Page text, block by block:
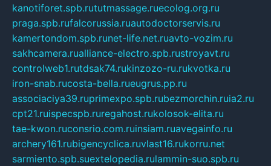
kanotiforet.spb.rututmassage.ruecolog.org.ru
praga.spb.rufalcorussia.ruautodoctorservis.ru
kamertondom.spb.runet-life.net.ruavto-vozim.ru
sakhcamera.rualliance-electro.spb.rustroyavt.ru
controlweb1.rutdsak74.rukinzozo-ru.rukvotka.ru
iron-snab.rucosta-bella.rueugrus.pp.ru
associaciya39.ruprimexpo.spb.rubezmorchin.ruia2.ru
cpt21.ruispecspb.ruregahost.rukolosok-elita.ru
tae-kwon.ruconsrio.com.ruinsiam.ruavegainfo.ru
archery161.rubigencyclica.ruvlast16.rukorru.net
sarmiento.spb.suextelopedia.rulammin-suo.spb.ru